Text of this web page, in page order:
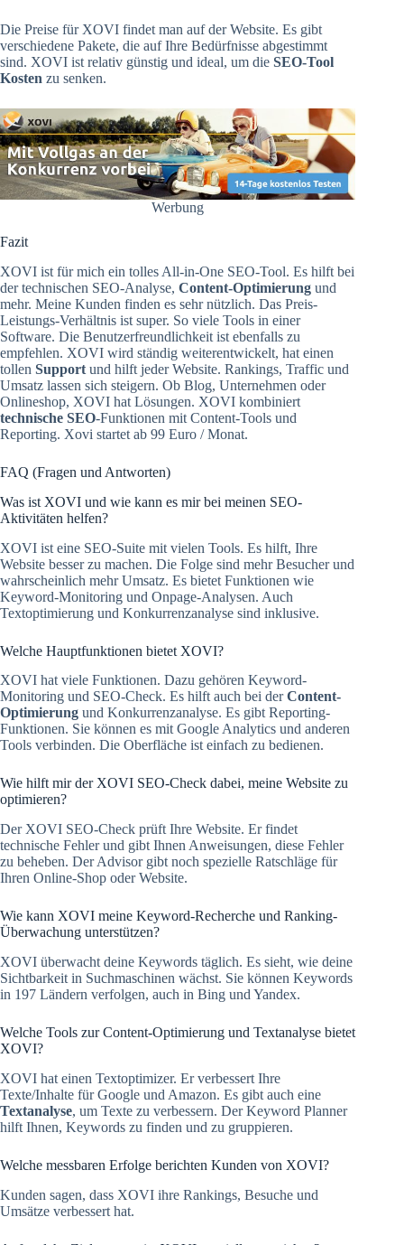
Die Preise für XOVI findet man auf der Website. Es gibt
verschiedene Pakete, die auf Ihre Bedürfnisse abgestimmt
sind. XOVI ist relativ günstig und ideal, um die SEO-Tool
Kosten zu senken.
Werbung
Fazit
XOVI ist für mich ein tolles All-in-One SEO-Tool. Es hilft bei
der technischen SEO-Analyse, Content-Optimierung und
mehr. Meine Kunden finden es sehr nützlich. Das Preis-
Leistungs-Verhältnis ist super. So viele Tools in einer
Software. Die Benutzerfreundlichkeit ist ebenfalls zu
empfehlen. XOVI wird ständig weiterentwickelt, hat einen
tollen Support und hilft jeder Website. Rankings, Traffic und
Umsatz lassen sich steigern. Ob Blog, Unternehmen oder
Onlineshop, XOVI hat Lösungen. XOVI kombiniert
technische SEO-Funktionen mit Content-Tools und
Reporting. Xovi startet ab 99 Euro / Monat.
FAQ (Fragen und Antworten)
Was ist XOVI und wie kann es mir bei meinen SEO-
Aktivitäten helfen?
XOVI ist eine SEO-Suite mit vielen Tools. Es hilft, Ihre
Website besser zu machen. Die Folge sind mehr Besucher und
wahrscheinlich mehr Umsatz. Es bietet Funktionen wie
Keyword-Monitoring und Onpage-Analysen. Auch
Textoptimierung und Konkurrenzanalyse sind inklusive.
Welche Hauptfunktionen bietet XOVI?
XOVI hat viele Funktionen. Dazu gehören Keyword-
Monitoring und SEO-Check. Es hilft auch bei derContent-
Optimierung und Konkurrenzanalyse. Es gibt Reporting-
Funktionen. Sie können es mit Google Analytics und anderen
Tools verbinden. Die Oberfläche ist einfach zu bedienen.
Wie hilft mir der XOVI SEO-Check dabei, meine Website zu
optimieren?
Der XOVI SEO-Check prüft Ihre Website. Er findet
technische Fehler und gibt Ihnen Anweisungen, diese Fehler
zu beheben. Der Advisor gibt noch spezielle Ratschläge für
Ihren Online-Shop oder Website.
Wie kann XOVI meine Keyword-Recherche und Ranking-
Überwachung unterstützen?
XOVI überwacht deine Keywords täglich. Es sieht, wie deine
Sichtbarkeit in Suchmaschinen wächst. Sie können Keywords
in 197 Ländern verfolgen, auch in Bing und Yandex.
Welche Tools zur Content-Optimierung und Textanalyse bietet
XOVI?
XOVI hat einen Textoptimizer. Er verbessert Ihre
Texte/Inhalte für Google und Amazon. Es gibt auch eine
Textanalyse, um Texte zu verbessern. Der Keyword Planner
hilft Ihnen, Keywords zu finden und zu gruppieren.
Welche messbaren Erfolge berichten Kunden von XOVI?
Kunden sagen, dass XOVI ihre Rankings, Besuche und
Umsätze verbessert hat.